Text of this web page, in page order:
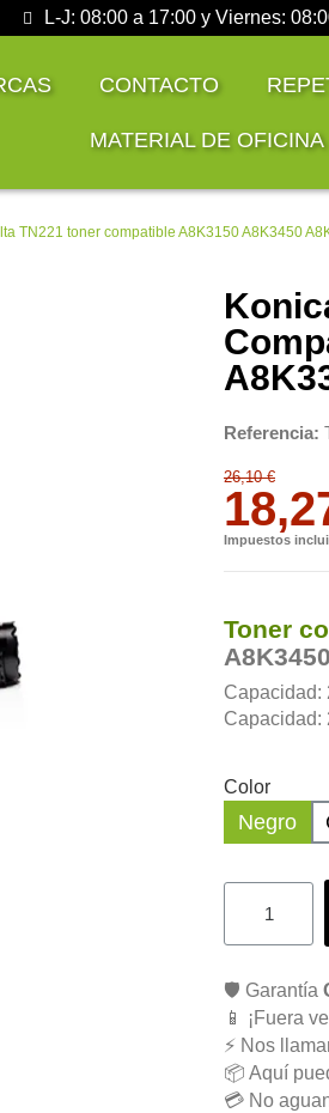
L-J: 08:00 a 17:00 y Viernes:
CONTACTO
MATERIAL DE OFICINA
TN221 toner compatible A8K3150 A8K3450
Referencia
26,10 €
Impuestos
Toner
Capacidad:
Capacidad:
Color
Negro
🛡️ Garantía
📱 ¡Fuera
⚡ Nos
📦 Aquí
💳 No